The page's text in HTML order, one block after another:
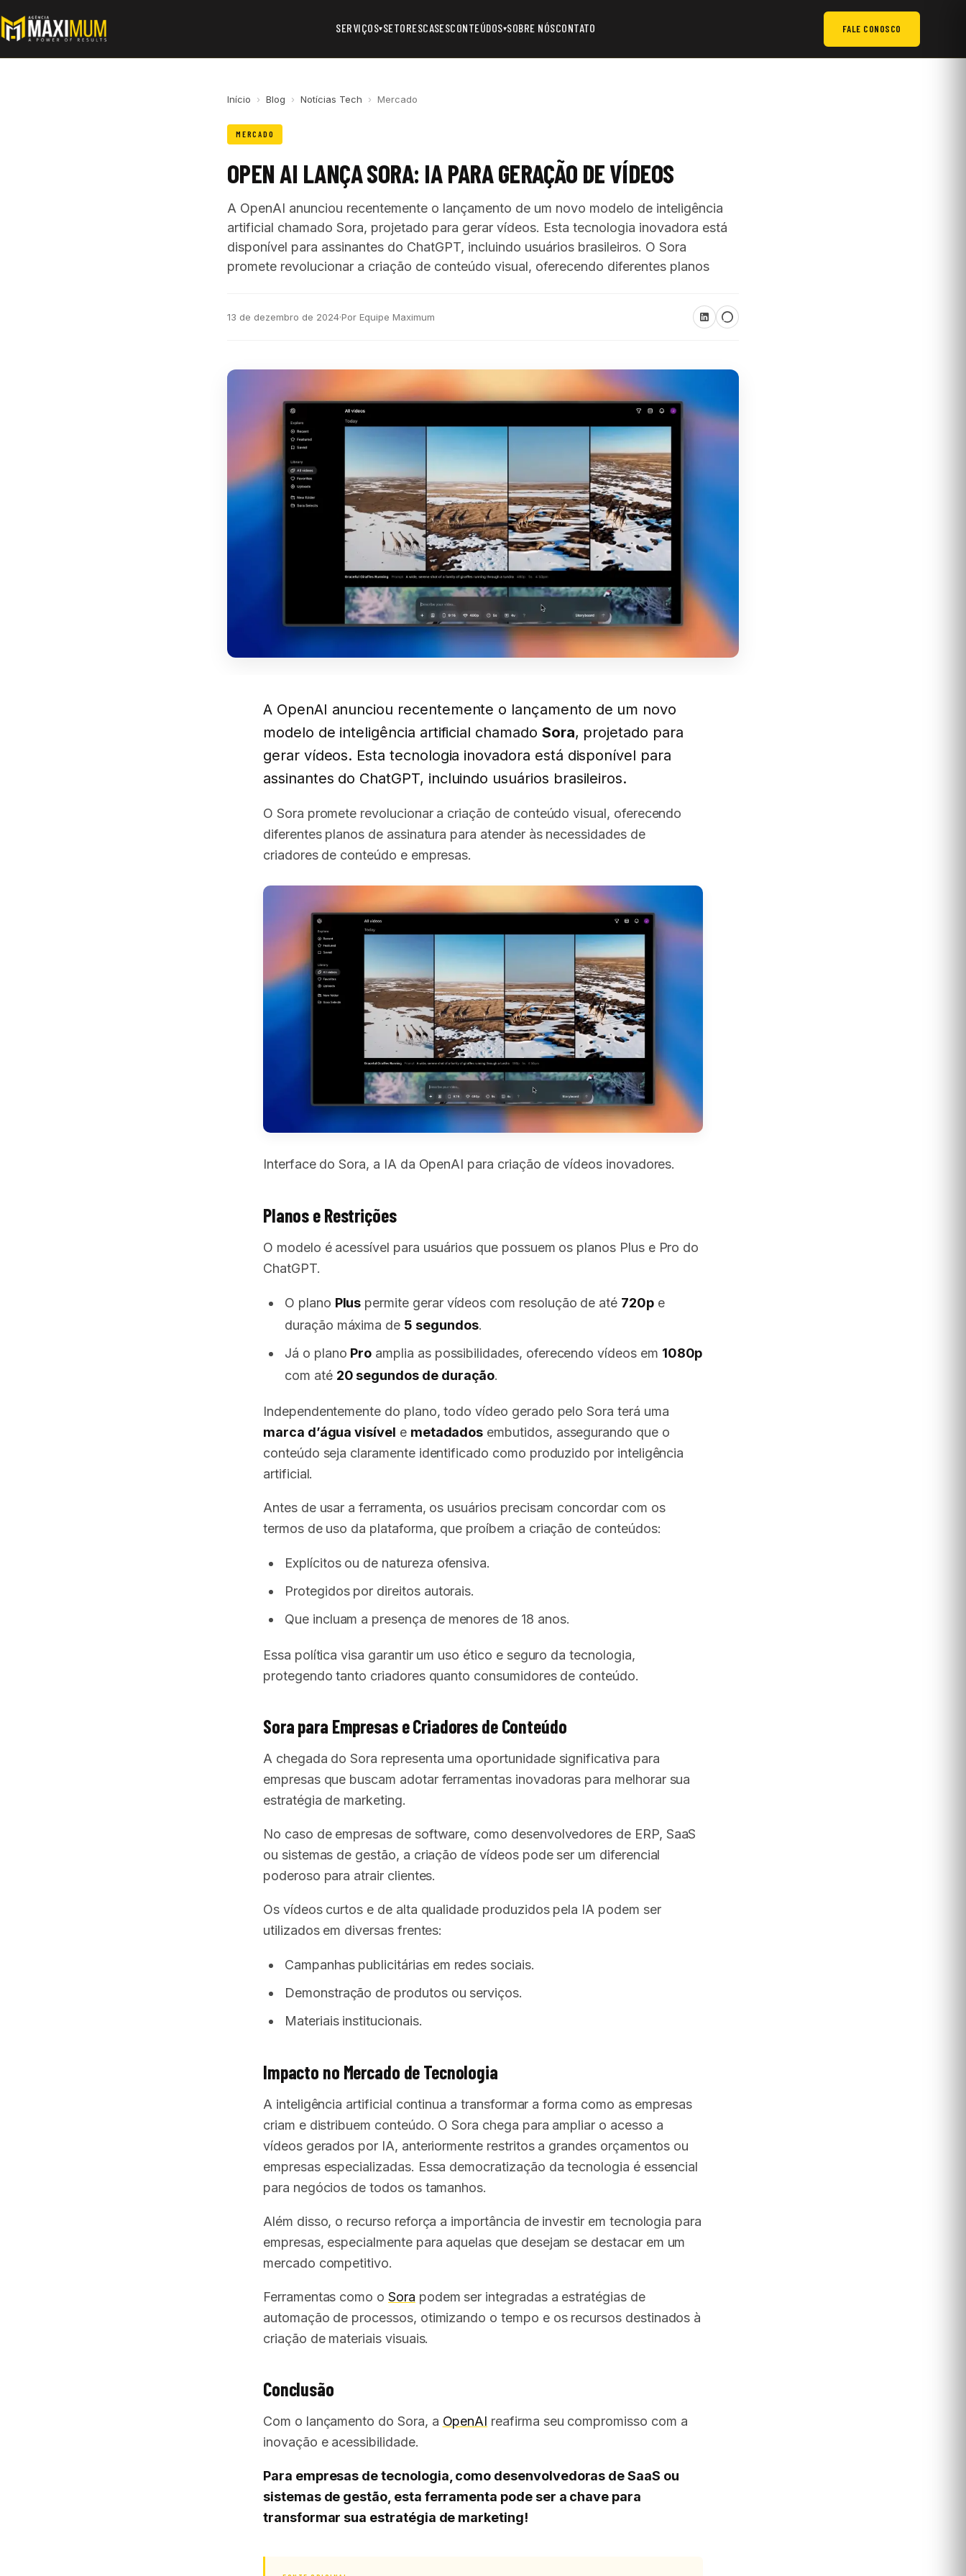
SERVIÇOS▾SETORESCASESCONTEÚDOS▾SOBRE NÓSCONTATO FALE CONOSCO
Início › Blog › Notícias Tech › Mercado
MERCADO
OPEN AI LANÇA SORA: IA PARA GERAÇÃO DE VÍDEOS
A OpenAI anunciou recentemente o lançamento de um novo modelo de inteligência
artificial chamado Sora, projetado para gerar vídeos. Esta tecnologia inovadora está
disponível para assinantes do ChatGPT, incluindo usuários brasileiros. O Sora
promete revolucionar a criação de conteúdo visual, oferecendo diferentes planos
13 de dezembro de 2024·Por Equipe Maximum
A OpenAI anunciou recentemente o lançamento de um novo
modelo de inteligência artificial chamado Sora, projetado para
gerar vídeos. Esta tecnologia inovadora está disponível para
assinantes do ChatGPT, incluindo usuários brasileiros.
O Sora promete revolucionar a criação de conteúdo visual, oferecendo
diferentes planos de assinatura para atender às necessidades de
criadores de conteúdo e empresas.
Interface do Sora, a IA da OpenAI para criação de vídeos inovadores.
Planos e Restrições
O modelo é acessível para usuários que possuem os planos Plus e Pro do
ChatGPT.
O plano Plus permite gerar vídeos com resolução de até 720pe
duração máxima de 5 segundos.
Já o plano Pro amplia as possibilidades, oferecendo vídeos em 1080p
com até 20 segundos de duração.
Independentemente do plano, todo vídeo gerado pelo Sora terá uma
marca d’água visível e metadados embutidos, assegurando que o
conteúdo seja claramente identificado como produzido por inteligência
artificial.
Antes de usar a ferramenta, os usuários precisam concordar com os
termos de uso da plataforma, que proíbem a criação de conteúdos:
Explícitos ou de natureza ofensiva.
Protegidos por direitos autorais.
Que incluam a presença de menores de 18 anos.
Essa política visa garantir um uso ético e seguro da tecnologia,
protegendo tanto criadores quanto consumidores de conteúdo.
Sora para Empresas e Criadores de Conteúdo
A chegada do Sora representa uma oportunidade significativa para
empresas que buscam adotar ferramentas inovadoras para melhorar sua
estratégia de marketing.
No caso de empresas de software, como desenvolvedores de ERP, SaaS
ou sistemas de gestão, a criação de vídeos pode ser um diferencial
poderoso para atrair clientes.
Os vídeos curtos e de alta qualidade produzidos pela IA podem ser
utilizados em diversas frentes:
Campanhas publicitárias em redes sociais.
Demonstração de produtos ou serviços.
Materiais institucionais.
Impacto no Mercado de Tecnologia
A inteligência artificial continua a transformar a forma como as empresas
criam e distribuem conteúdo. O Sora chega para ampliar o acesso a
vídeos gerados por IA, anteriormente restritos a grandes orçamentos ou
empresas especializadas. Essa democratização da tecnologia é essencial
para negócios de todos os tamanhos.
Além disso, o recurso reforça a importância de investir em tecnologia para
empresas, especialmente para aquelas que desejam se destacar em um
mercado competitivo.
Ferramentas como o Sora podem ser integradas a estratégias de
automação de processos, otimizando o tempo e os recursos destinados à
criação de materiais visuais.
Conclusão
Com o lançamento do Sora, a OpenAI reafirma seu compromisso com a
inovação e acessibilidade.
Para empresas de tecnologia, como desenvolvedoras de SaaS ou
sistemas de gestão, esta ferramenta pode ser a chave para
transformar sua estratégia de marketing!